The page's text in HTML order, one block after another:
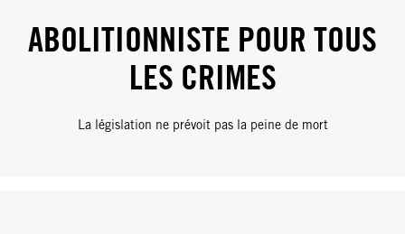
ABOLITIONNISTE POUR TOUS
LES CRIMES
La législation ne prévoit pas la peine de mort